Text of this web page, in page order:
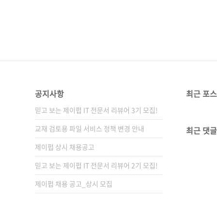
공지사항
믿고 보는 제이펍 IT 전문서 리뷰어 3기 모집!
교재 검토용 파일 서비스 정책 변경 안내
제이펍 상시 채용공고
믿고 보는 제이펍 IT 전문서 리뷰어 2기 모집!
제이펍 채용 공고_상시 모집
최근 포
최근 댓글